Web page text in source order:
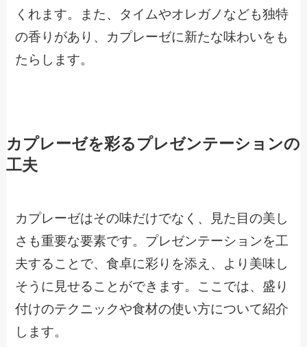
くれます。また、タイムやオレガノなども独特
の香りがあり、カプレーゼに新たな味わいをも
たらします。
カプレーゼを彩るプレゼンテーションの
工夫
カプレーゼはその味だけでなく、見た目の美し
さも重要な要素です。プレゼンテーションを工
夫することで、食卓に彩りを添え、より美味し
そうに見せることができます。ここでは、盛り
付けのテクニックや食材の使い方について紹介
します。